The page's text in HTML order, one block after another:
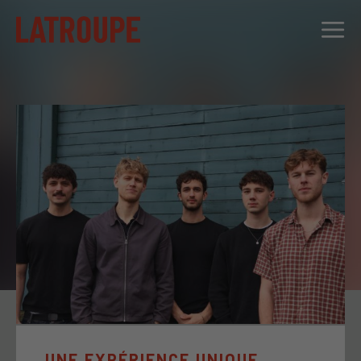
DESTINATIONS
OFFRES
CITY STORIES
ÉVÉNEMENTS
GROUPES